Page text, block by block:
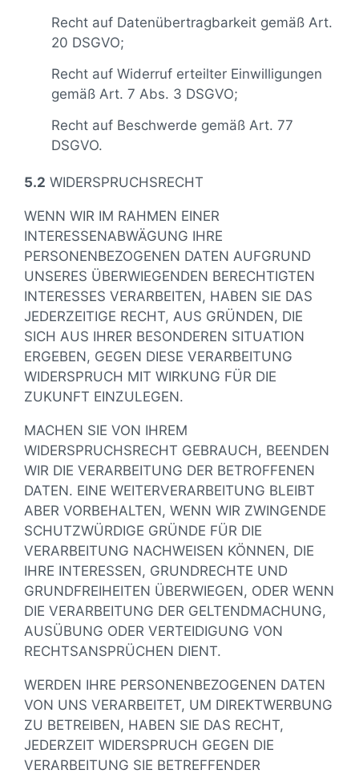
Recht auf Datenübertragbarkeit gemäß Art.
20 DSGVO;
Recht auf Widerruf erteilter Einwilligungen
gemäß Art. 7 Abs. 3 DSGVO;
Recht auf Beschwerde gemäß Art. 77
DSGVO.
5.2 WIDERSPRUCHSRECHT
WENN WIR IM RAHMEN EINER
INTERESSENABWÄGUNG IHRE
PERSONENBEZOGENEN DATEN AUFGRUND
UNSERES ÜBERWIEGENDEN BERECHTIGTEN
INTERESSES VERARBEITEN, HABEN SIE DAS
JEDERZEITIGE RECHT, AUS GRÜNDEN, DIE
SICH AUS IHRER BESONDEREN SITUATION
ERGEBEN, GEGEN DIESE VERARBEITUNG
WIDERSPRUCH MIT WIRKUNG FÜR DIE
ZUKUNFT EINZULEGEN.
MACHEN SIE VON IHREM
WIDERSPRUCHSRECHT GEBRAUCH, BEENDEN
WIR DIE VERARBEITUNG DER BETROFFENEN
DATEN. EINE WEITERVERARBEITUNG BLEIBT
ABER VORBEHALTEN, WENN WIR ZWINGENDE
SCHUTZWÜRDIGE GRÜNDE FÜR DIE
VERARBEITUNG NACHWEISEN KÖNNEN, DIE
IHRE INTERESSEN, GRUNDRECHTE UND
GRUNDFREIHEITEN ÜBERWIEGEN, ODER WENN
DIE VERARBEITUNG DER GELTENDMACHUNG,
AUSÜBUNG ODER VERTEIDIGUNG VON
RECHTSANSPRÜCHEN DIENT.
WERDEN IHRE PERSONENBEZOGENEN DATEN
VON UNS VERARBEITET, UM DIREKTWERBUNG
ZU BETREIBEN, HABEN SIE DAS RECHT,
JEDERZEIT WIDERSPRUCH GEGEN DIE
VERARBEITUNG SIE BETREFFENDER